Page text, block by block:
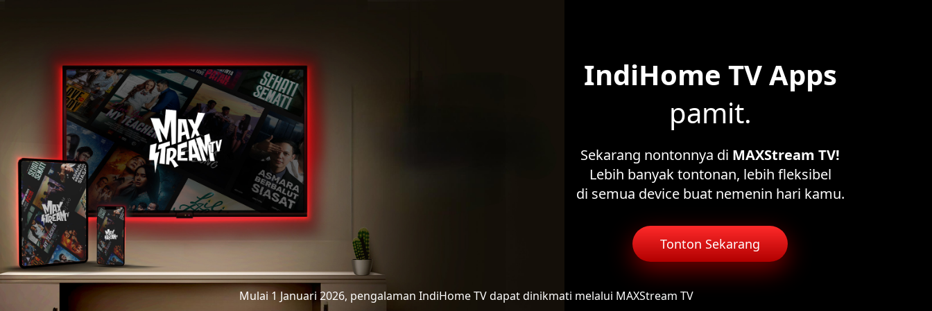
IndiHome TV Apps
pamit.
Sekarang nontonnya di MAXStream TV!
Lebih banyak tontonan, lebih fleksibel
di semua device buat nemenin hari kamu.
Tonton Sekarang
Mulai 1 Januari 2026, pengalaman IndiHome TVdapat dinikmati melalui MAXStream TV